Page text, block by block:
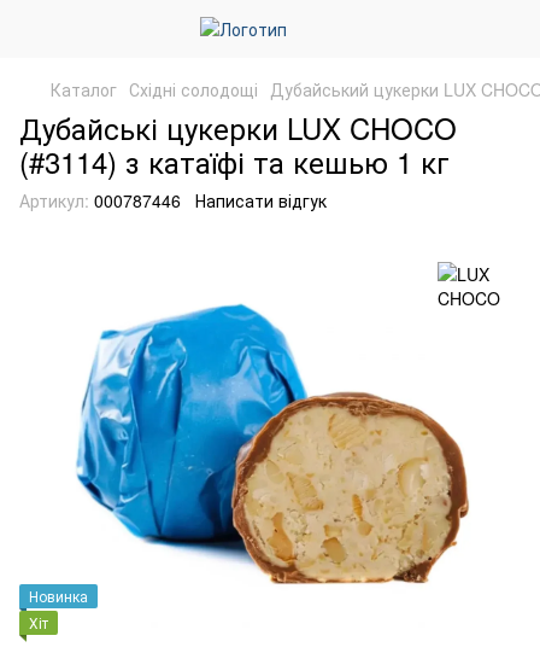
Каталог Східні солодощі Дубайський цукерки LUX
Дубайські цукерки LUX CHOCO
(#3114) з катаїфі та кешью 1 кг
Артикул: 000787446 Написати відгук
Новинка
Хіт